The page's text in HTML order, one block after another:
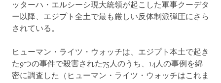
ッターハ・エルシーシ現大統領が起こした軍事クーデタ
ー以降、エジプト全土で最も厳しい反体制派弾圧にさら
されている。
ヒューマン・ライツ・ウォッチは、エジプト本土で起き
た9つの事件で殺害された75人のうち、14人の事例を綿
密に調査した（ヒューマン・ライツ・ウォッチはこれま